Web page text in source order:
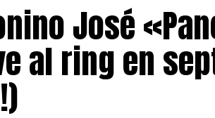
José
al ring en